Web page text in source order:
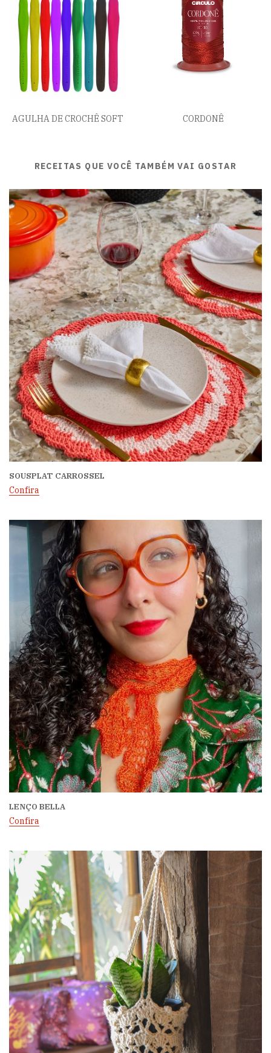
AGULHA DE CROCHÊ SOFT CORDONÊ
RECEITAS QUE VOCÊ TAMBÉM VAI GOSTAR
SOUSPLAT CARROSSEL
Confira
LENÇO BELLA
Confira